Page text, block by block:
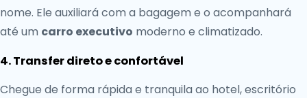
nome. Ele auxiliará com a bagagem e o acompanhará
até um carro executivo moderno e climatizado.
4. Transfer direto e confortável
Chegue de forma rápida e tranquila ao hotel, escritório